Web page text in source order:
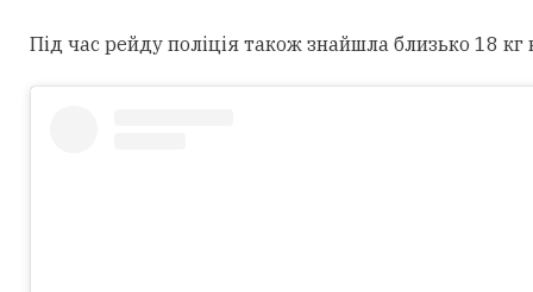
Під час рейду поліція також знайшла близько 18